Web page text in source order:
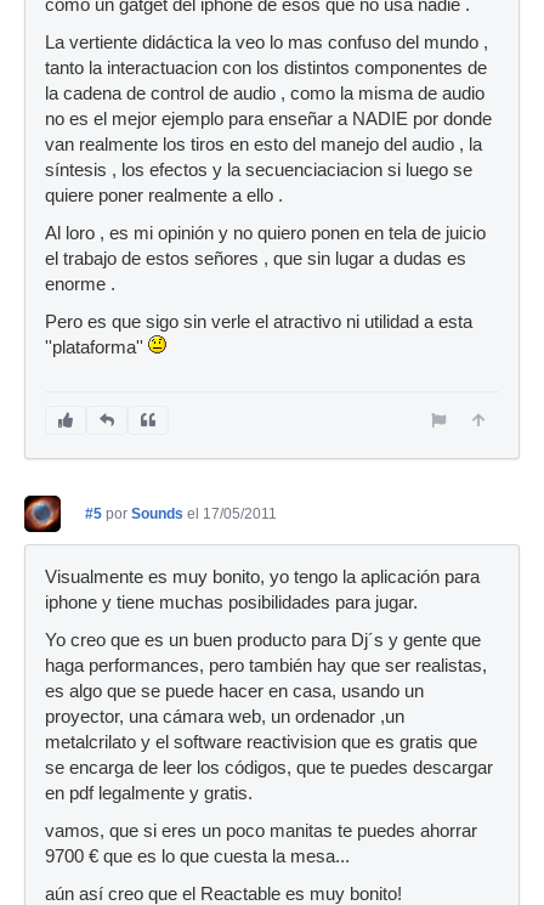
como un gatget del iphone de esos que no usa nadie .
La vertiente didáctica la veo lo mas confuso del mundo ,
tanto la interactuacion con los distintos componentes de
la cadena de control de audio , como la misma de audio
no es el mejor ejemplo para enseñar a NADIE por donde
van realmente los tiros en esto del manejo del audio , la
síntesis , los efectos y la secuenciaciacion si luego se
quiere poner realmente a ello .
Al loro , es mi opinión y no quiero ponen en tela de juicio
el trabajo de estos señores , que sin lugar a dudas es
enorme .
Pero es que sigo sin verle el atractivo ni utilidad a esta
''plataforma''
#5 por Sounds el 17/05/2011
Visualmente es muy bonito, yo tengo la aplicación para
iphone y tiene muchas posibilidades para jugar.
Yo creo que es un buen producto para Dj´s y gente que
haga performances, pero también hay que ser realistas,
es algo que se puede hacer en casa, usando un
proyector, una cámara web, un ordenador ,un
metalcrilato y el software reactivision que es gratis que
se encarga de leer los códigos, que te puedes descargar
en pdf legalmente y gratis.
vamos, que si eres un poco manitas te puedes ahorrar
9700 € que es lo que cuesta la mesa...
aún así creo que el Reactable es muy bonito!